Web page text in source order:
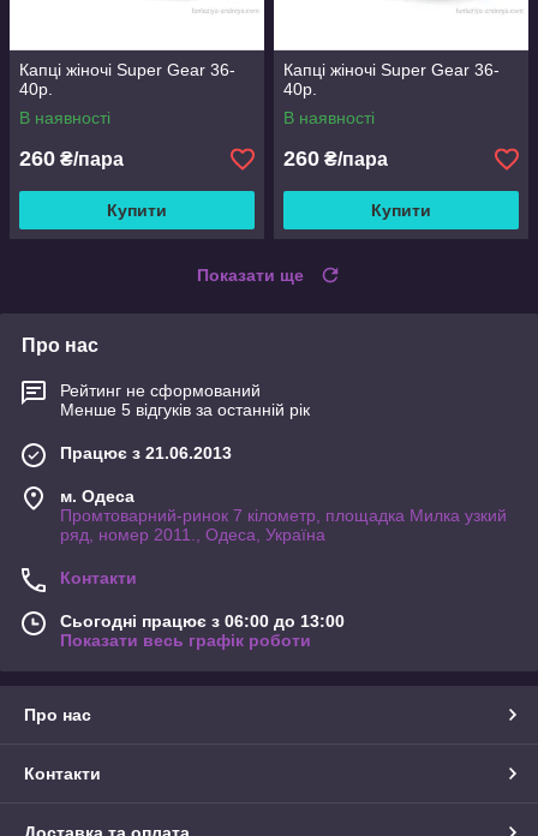
Капці жіночі Super Gear 36-
40р.
В наявності
260 ₴/пара
Купити
Капці жіночі Super Gear 36-
40р.
В наявності
260 ₴/пара
Купити
Показати ще
Про нас
Рейтинг не сформований
Менше 5 відгуків за останній рік
Працює з 21.06.2013
м. Одеса
Промтоварний-ринок 7 кілометр, площадка Милка узкий
ряд, номер 2011., Одеса, Україна
Контакти
Сьогодні працює з 06:00 до 13:00
Показати весь графік роботи
Про нас
Контакти